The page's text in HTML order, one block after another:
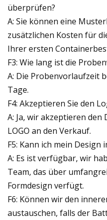
überprüfen?
A: Sie können eine
zusätzlichen Kosten für
Ihrer ersten
F3: Wie lang ist die
A: Die Probenvorlaufzeit
Tage.
F4: Akzeptieren Sie den
A: Ja, wir akzeptieren
LOGO an den Verkauf.
F5: Kann ich mein Design
A: Es ist verfügbar, wir
Team, das über
Formdesign verfügt.
F6: Können wir den
austauschen, falls der